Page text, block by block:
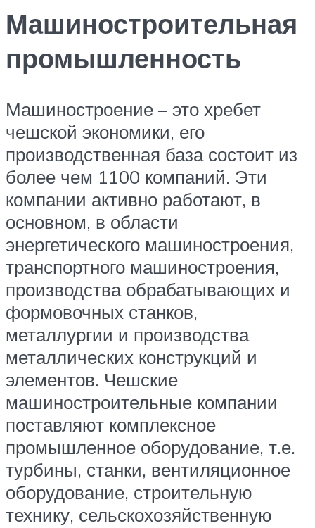
Машиностроительная
промышленность
Машиностроение – это хребет
чешской экономики, его
производственная база состоит из
более чем 1100 компаний. Эти
компании активно работают, в
основном, в области
энергетического машиностроения,
транспортного машиностроения,
производства обрабатывающих и
формовочных станков,
металлургии и производства
металлических конструкций и
элементов. Чешские
машиностроительные компании
поставляют комплексное
промышленное оборудование, т.е.
турбины, станки, вентиляционное
оборудование, строительную
технику, сельскохозяйственную